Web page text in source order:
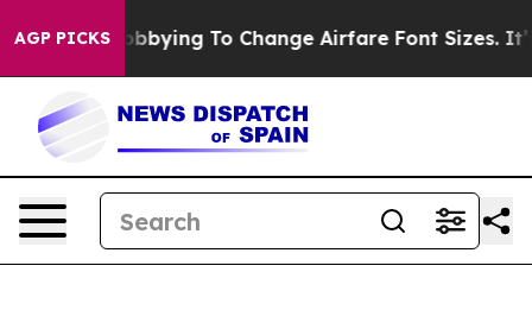
AGP PICKS
Lobbying To Change Airfare Font Sizes. It’s